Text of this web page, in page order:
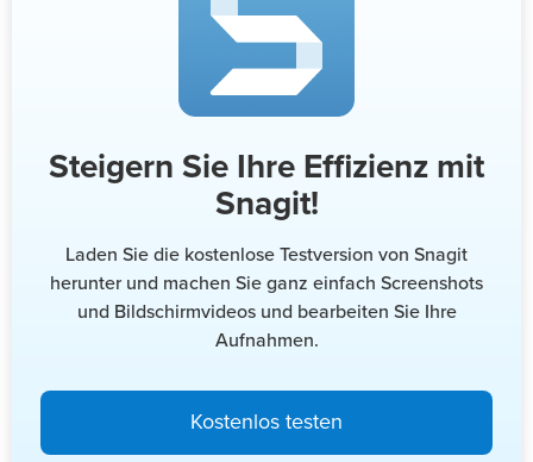
Steigern Sie Ihre Effizienz mit
Snagit!
Laden Sie die kostenlose Testversion von Snagit
herunter und machen Sie ganz einfach Screenshots
und Bildschirmvideos und bearbeiten Sie Ihre
Aufnahmen.
Kostenlos testen